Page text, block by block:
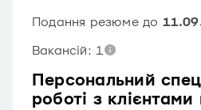
Персональний
роботі з клієнтами
Подання резюме до
Вакансій: 1